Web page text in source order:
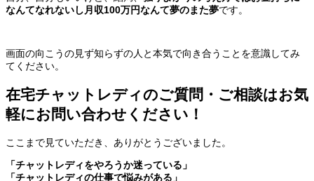
なんてなれないし月収100万円なんて夢のまた夢です。
画面の向こうの見ず知らずの人と本気で向き合うことを意識してみ
てください。
在宅チャットレディのご質問・ご相談はお気
軽にお問い合わせください！
ここまで見ていただき、ありがとうございました。
「チャットレディをやろうか迷っている」
「チャットレディの仕事で悩みがある」